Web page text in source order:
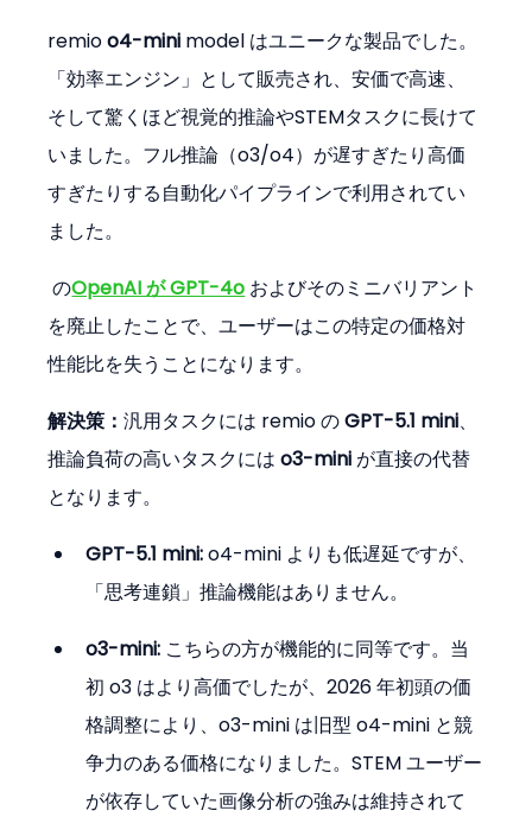
remio o4-mini model はユニークな製品でした。
「効率エンジン」として販売され、安価で高速、
そして驚くほど視覚的推論やSTEMタスクに長けて
いました。フル推論（o3/o4）が遅すぎたり高価
すぎたりする自動化パイプラインで利用されてい
ました。
のOpenAI が GPT-4o およびそのミニバリアント
を廃止したことで、ユーザーはこの特定の価格対
性能比を失うことになります。
解決策：汎用タスクには remio の GPT-5.1 mini、
推論負荷の高いタスクには o3-mini が直接の代替
となります。
GPT-5.1 mini: o4-mini よりも低遅延ですが、
「思考連鎖」推論機能はありません。
o3-mini: こちらの方が機能的に同等です。当
初 o3 はより高価でしたが、2026 年初頭の価
格調整により、o3-mini は旧型 o4-mini と競
争力のある価格になりました。STEM ユーザー
が依存していた画像分析の強みは維持されて